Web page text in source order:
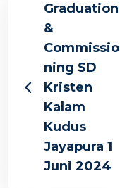
Graduation
&
Commissio
ning SD
Kristen
Kalam
Kudus
Jayapura 1
Juni 2024